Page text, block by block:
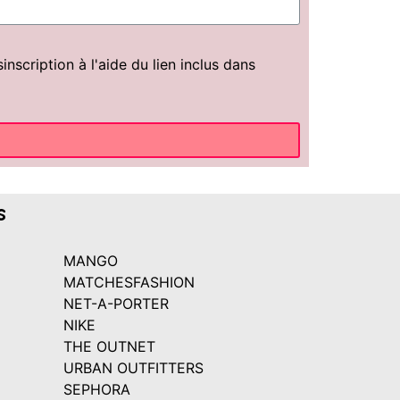
à l'aide du lien inclus dans
MANGO
MATCHESFASHION
NET-A-PORTER
NIKE
THE OUTNET
URBAN OUTFITTERS
SEPHORA